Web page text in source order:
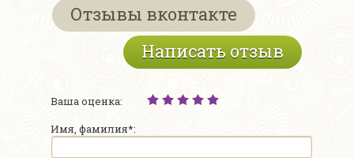
Отзывы вконтакте
Написать отзыв
Ваша оценка:
Имя, фамилия*: